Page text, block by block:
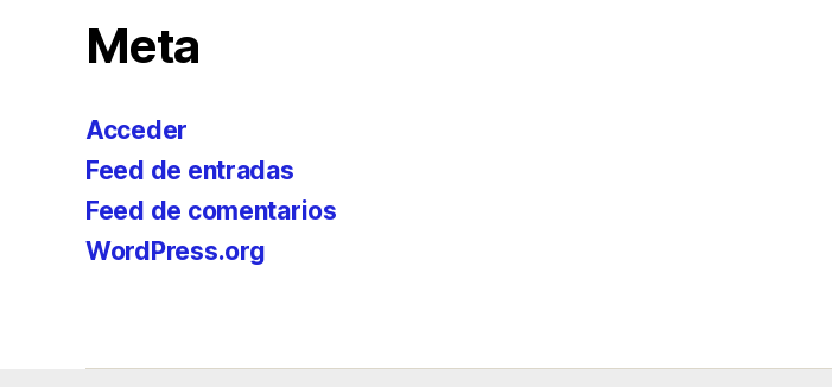
Meta
Acceder
Feed de entradas
Feed de comentarios
WordPress.org